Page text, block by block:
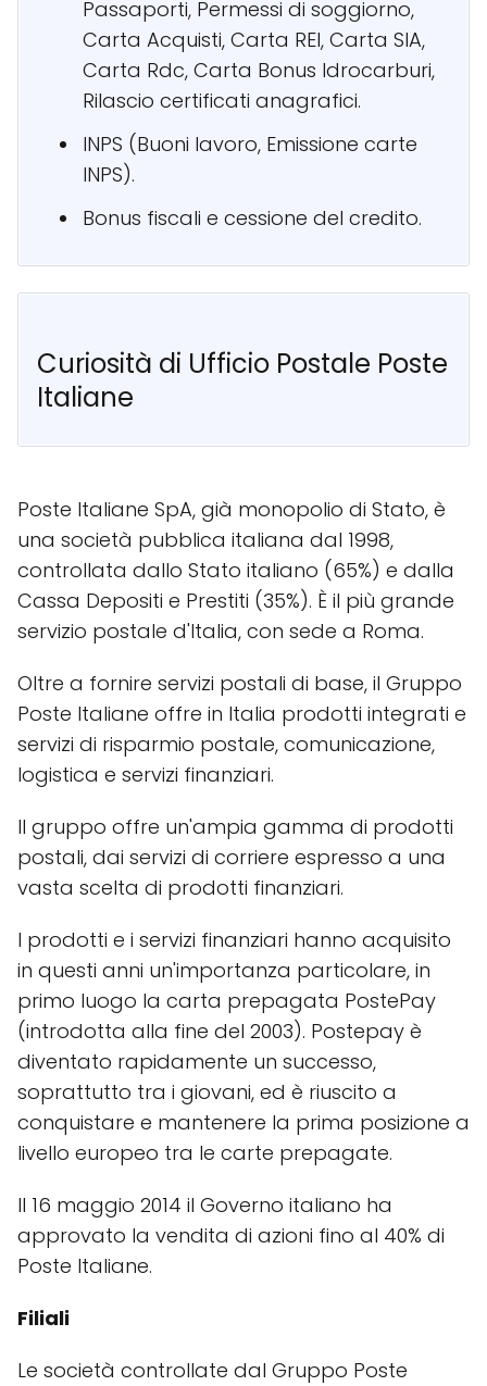
Passaporti, Permessi di soggiorno,
Carta Acquisti, Carta REI, Carta SIA,
Carta Rdc, Carta Bonus Idrocarburi,
Rilascio certificati anagrafici.
INPS (Buoni lavoro, Emissione carte
INPS).
Bonus fiscali e cessione del credito.
Curiosità di Ufficio Postale Poste
Italiane
Poste Italiane SpA, già monopolio di Stato, è
una società pubblica italiana dal 1998,
controllata dallo Stato italiano (65%) e dalla
Cassa Depositi e Prestiti (35%). È il più grande
servizio postale d'Italia, con sede a Roma.
Oltre a fornire servizi postali di base, il Gruppo
Poste Italiane offre in Italia prodotti integrati e
servizi di risparmio postale, comunicazione,
logistica e servizi finanziari.
Il gruppo offre un'ampia gamma di prodotti
postali, dai servizi di corriere espresso a una
vasta scelta di prodotti finanziari.
I prodotti e i servizi finanziari hanno acquisito
in questi anni un'importanza particolare, in
primo luogo la carta prepagata PostePay
(introdotta alla fine del 2003). Postepay è
diventato rapidamente un successo,
soprattutto tra i giovani, ed è riuscito a
conquistare e mantenere la prima posizione a
livello europeo tra le carte prepagate.
Il 16 maggio 2014 il Governo italiano ha
approvato la vendita di azioni fino al 40% di
Poste Italiane.
Filiali
Le società controllate dal Gruppo Poste